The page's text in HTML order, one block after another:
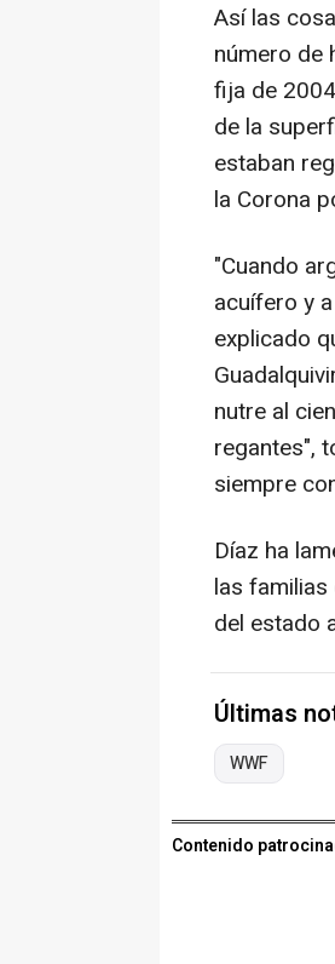
Así las
número de
fija de
de la
estaban
la Corona
"Cuando
acuífero y
explicado
nutre al
regantes",
siempre
Díaz ha
las familias
del estado
Últimas
WWF
Contenido